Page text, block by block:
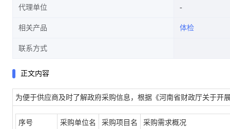
代理单位
相关产品 体检
联系方式
正文内容
为便于供应商及时了解政府采购信息，根据《河南省财政厅关于
序号
采购单位名
采购项目名
采购需求概况